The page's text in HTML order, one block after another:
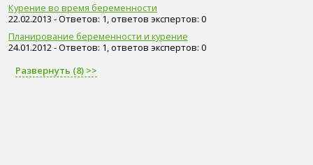
Курение во время беременности
22.02.2013 - Ответов: 1, ответов экспертов: 0
Планирование беременности и курение
24.01.2012 - Ответов: 1, ответов экспертов: 0
Развернуть (8) >>